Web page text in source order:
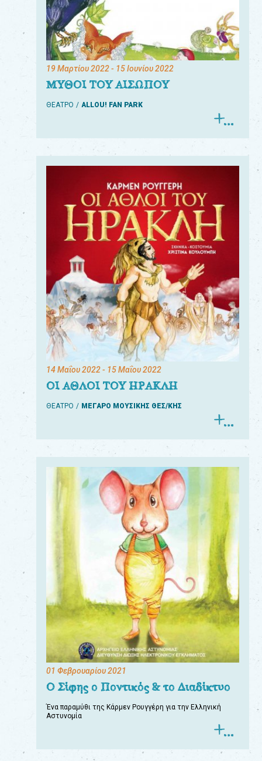
19 Μαρτίου 2022- 15 Ιουνίου 2022
ΜΥΘΟΙ ΤΟΥ ΑΙΣΩΠΟΥ
ΘΕΑΤΡΟ ALLOU! FAN PARK
14 Μαΐου 2022- 15 Μαΐου 2022
ΟΙ ΑΘΛΟΙ ΤΟΥ ΗΡΑΚΛΗ
ΘΕΑΤΡΟ ΜΕΓΑΡΟ ΜΟΥΣΙΚΗΣ ΘΕΣ/ΚΗΣ
01 Φεβρουαρίου 2021
Ο Σίφης ο Ποντικός & το Διαδίκτυο
Ένα παραμύθι της Κάρμεν Ρουγγέρη για την Ελληνική
Αστυνομία